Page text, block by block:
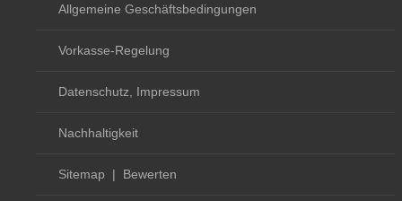
Allgemeine Geschäftsbedingungen
Vorkasse-Regelung
Datenschutz, Impressum
Nachhaltigkeit
Sitemap | Bewerten